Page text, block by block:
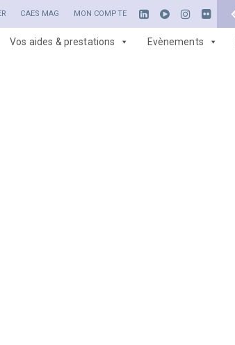
CAES MAG MON COMPTE
Vos aides & prestations Evènements